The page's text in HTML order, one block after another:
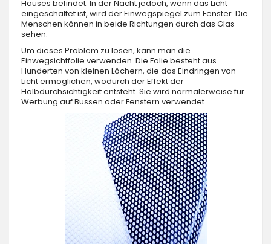
Hauses befindet. In der Nacht jedoch, wenn das Licht
eingeschaltet ist, wird der Einwegspiegel zum Fenster. Die
Menschen können in beide Richtungen durch das Glas
sehen.
Um dieses Problem zu lösen, kann man die
Einwegsichtfolie verwenden. Die Folie besteht aus
Hunderten von kleinen Löchern, die das Eindringen von
Licht ermöglichen, wodurch der Effekt der
Halbdurchsichtigkeit entsteht. Sie wird normalerweise für
Werbung auf Bussen oder Fenstern verwendet.